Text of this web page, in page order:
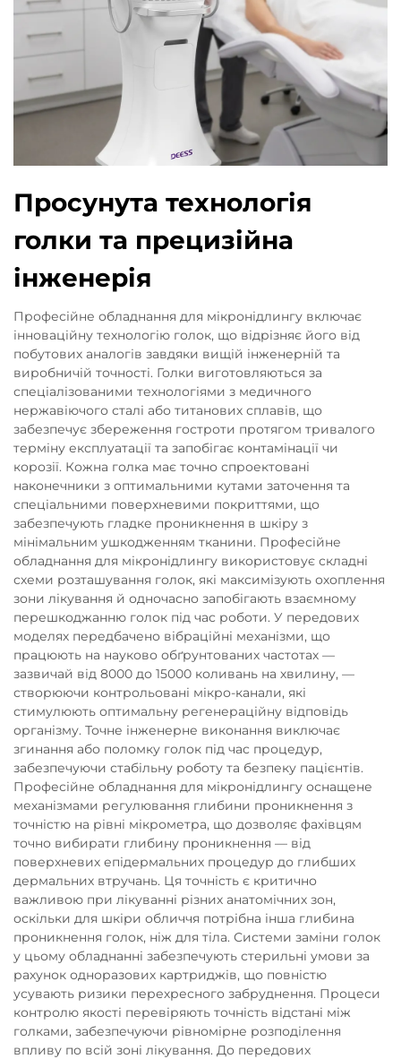
Просунута технологія
голки та прецизійна
інженерія
Професійне обладнання для мікронідлингу включає
інноваційну технологію голок, що відрізняє його від
побутових аналогів завдяки вищій інженерній та
виробничій точності. Голки виготовляються за
спеціалізованими технологіями з медичного
нержавіючого сталі або титанових сплавів, що
забезпечує збереження гостроти протягом тривалого
терміну експлуатації та запобігає контамінації чи
корозії. Кожна голка має точно спроектовані
наконечники з оптимальними кутами заточення та
спеціальними поверхневими покриттями, що
забезпечують гладке проникнення в шкіру з
мінімальним ушкодженням тканини. Професійне
обладнання для мікронідлингу використовує складні
схеми розташування голок, які максимізують охоплення
зони лікування й одночасно запобігають взаємному
перешкоджанню голок під час роботи. У передових
моделях передбачено вібраційні механізми, що
працюють на науково обґрунтованих частотах —
зазвичай від 8000 до 15000 коливань на хвилину, —
створюючи контрольовані мікро-канали, які
стимулюють оптимальну регенераційну відповідь
організму. Точне інженерне виконання виключає
згинання або поломку голок під час процедур,
забезпечуючи стабільну роботу та безпеку пацієнтів.
Професійне обладнання для мікронідлингу оснащене
механізмами регулювання глибини проникнення з
точністю на рівні мікрометра, що дозволяє фахівцям
точно вибирати глибину проникнення — від
поверхневих епідермальних процедур до глибших
дермальних втручань. Ця точність є критично
важливою при лікуванні різних анатомічних зон,
оскільки для шкіри обличчя потрібна інша глибина
проникнення голок, ніж для тіла. Системи заміни голок
у цьому обладнанні забезпечують стерильні умови за
рахунок одноразових картриджів, що повністю
усувають ризики перехресного забруднення. Процеси
контролю якості перевіряють точність відстані між
голками, забезпечуючи рівномірне розподілення
впливу по всій зоні лікування. До передових